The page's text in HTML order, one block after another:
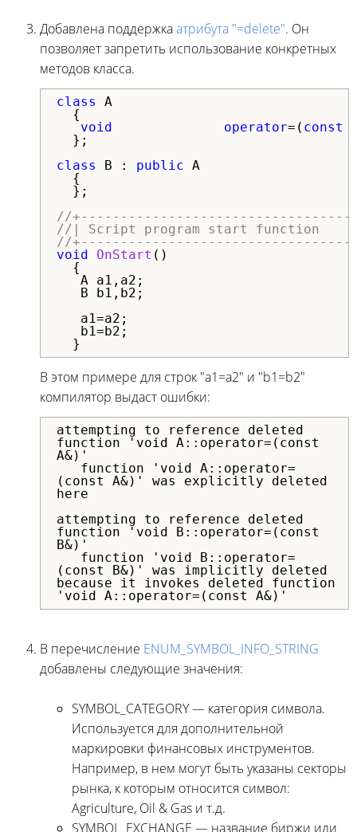
Добавлена поддержкаатрибута "=delete". Он
позволяет запретить использование конкретных
методов класса.
class
A
{
void
operator=( const
};
class
B : public A
{
};
//
//| Script program start function
//
void
OnStart ()
{
A a1,a2;
B b1,b2;
   a1=a2;
b1=b2;
}
В этом примере для строк "a1=a2" и "b1=b2"
компилятор выдаст ошибки:
attempting to reference deleted
function 'void A::operator=(const
A&)'
function 'void A::operator=
(const A&)' was explicitly deleted
here
attempting to reference deleted
function 'void B::operator=(const
B&)'
function 'void B::operator=
(const B&)' was implicitly deleted
because it invokes deleted function
'void A::operator=(const A&)'
В перечисление ENUM_SYMBOL_INFO_STRING
добавлены следующие значения:
SYMBOL_CATEGORY — категория символа.
Используется для дополнительной
маркировки финансовых инструментов.
Например, в нем могут быть указаны секторы
рынка, к которым относится символ:
Agriculture, Oil & Gas и т.д.
SYMBOL_EXCHANGE — название биржи или